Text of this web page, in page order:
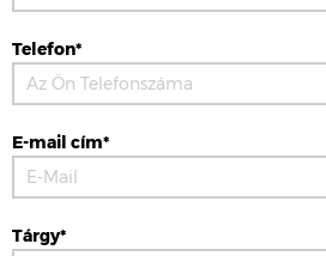
Telefon*
E-mail cím*
Tárgy*